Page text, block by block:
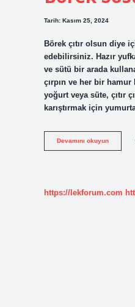
Tarih: Kasım 25, 2024
Börek çıtır olsun diye
edebilirsiniz. Hazır
ve sütü bir arada
çırpın ve her bir
yoğurt veya süte, çıtır
karıştırmak için
Devamını okuyunBörek
Sosuna
https://lekforum.com